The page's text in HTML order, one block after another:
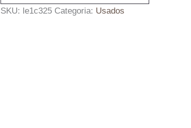
SKU: le1c325 Categoria: Usados